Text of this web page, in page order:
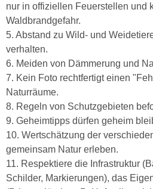
nur in offiziellen Feuerstellen und
Waldbrandgefahr.
5. Abstand zu Wild- und
verhalten.
6. Meiden von Dämmerung und
7. Kein Foto rechtfertigt einen
Naturräume.
8. Regeln von Schutzgebieten
9. Geheimtipps dürfen geheim
10. Wertschätzung der
gemeinsam Natur erleben.
11. Respektiere die Infrastruktur
Schilder, Markierungen), das